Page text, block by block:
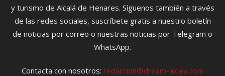
y turismo de Alcalá de Henares. Síguenos también a través
de las redes sociales, suscríbete gratis a nuestro boletín
de noticias por correo o nuestras noticias por Telegram o
WhatsApp.
Contacta con nosotros: redaccion@dream-alcala.com